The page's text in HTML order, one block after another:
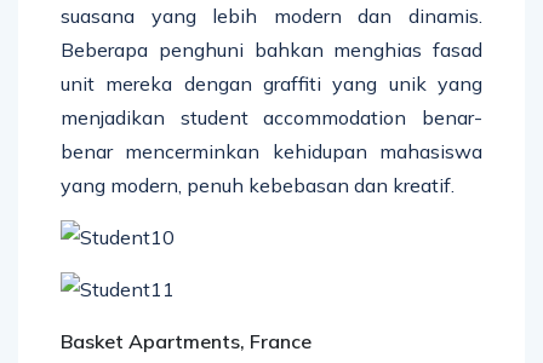
suasana yang lebih modern dan dinamis.
Beberapa penghuni bahkan menghias fasad
unit mereka dengan graffiti yang unik yang
menjadikan student accommodation benar-
benar mencerminkan kehidupan mahasiswa
yang modern, penuh kebebasan dan kreatif.
Basket Apartments, France